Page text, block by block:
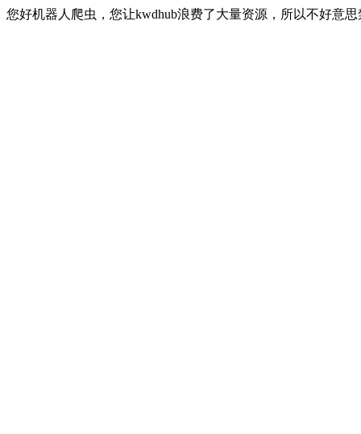
您好机器人爬虫，您让kwdhub浪费了大量资源，所以不好意